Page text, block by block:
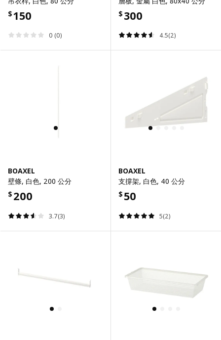
$150
0 (0)
$ 300
4.5(2)
BOAXEL
壁條, 白色, 200 公分
$ 200
3.7(3)
BOAXEL
支撐架, 白色, 40 公分
$ 50
5(2)